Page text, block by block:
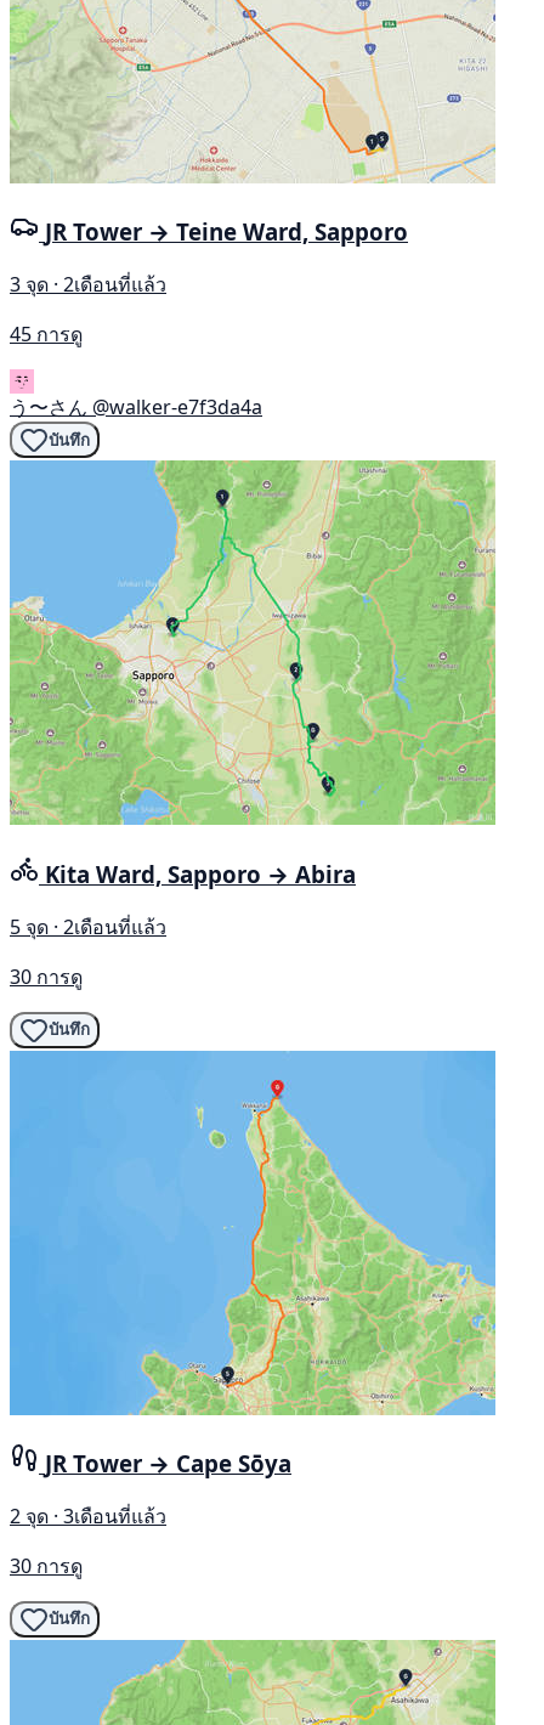
JR Tower → Teine Ward, Sapporo
3 จุด · 2เดือนที่แล้ว
45 การดู
う〜さん @walker-e7f3da4a
บันทึก
Kita Ward, Sapporo → Abira
5 จุด · 2เดือนที่แล้ว
30 การดู
บันทึก
JR Tower → Cape Sōya
2 จุด · 3เดือนที่แล้ว
30 การดู
บันทึก